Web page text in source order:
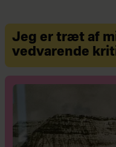
Jeg er træt af
vedvarende